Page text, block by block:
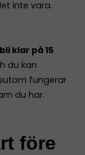
inte vara.
klar på 15
du kan
fungerar
du har.
före